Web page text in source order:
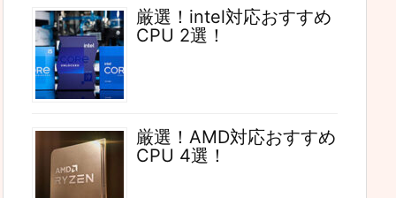
厳選！intel対応おすすめ
CPU 2選！
厳選！AMD対応おすすめ
CPU 4選！